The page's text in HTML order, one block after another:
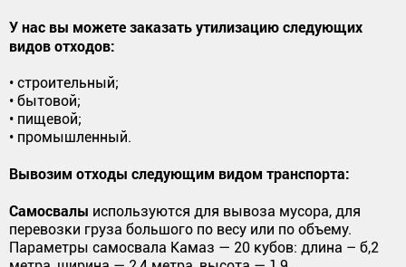
У нас вы можете заказать утилизацию следующих
видов отходов:
• строительный;
• бытовой;
• пищевой;
• промышленный.
Вывозим отходы следующим видом транспорта:
Самосвалы используются для вывоза мусора, для
перевозки груза большого по весу или по объему.
Параметры самосвала Камаз — 20 кубов: длина – б,2